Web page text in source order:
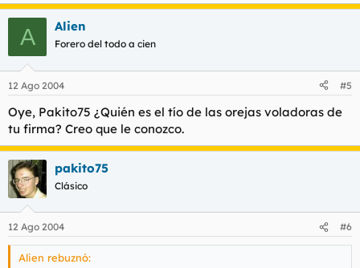
A Alien
Forero del todo a cien
12 Ago 2004 #5
Oye, Pakito75 ¿Quién es el tío de las orejas voladoras de
tu firma? Creo que le conozco.
pakito75
Clásico
12 Ago 2004 #6
Alien rebuznó: